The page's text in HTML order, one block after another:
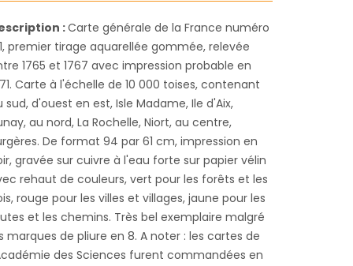
:Carte générale de la France numéro
premier tirage aquarellée gommée, relevée
1765 et 1767 avec impression probable en
Carte à l'échelle de 10 000 toises, contenant
sud, d'ouest en est, Isle Madame, Ile d'Aix,
au nord, La Rochelle, Niort, au centre,
De format 94 par 61 cm, impression en
gravée sur cuivre à l'eau forte sur papier vélin
rehaut de couleurs, vert pour les forêts et les
rouge pour les villes et villages, jaune pour les
et les chemins. Très bel exemplaire malgré
marques de pliure en 8. A noter : les cartes de
des Sciences furent commandées en